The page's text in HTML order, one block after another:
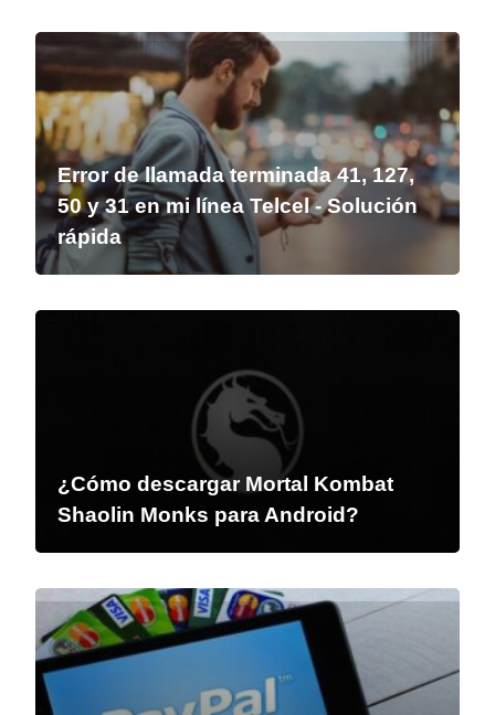
Error de llamada terminada 41, 127,
50 y 31 en mi línea Telcel - Solución
rápida
¿Cómo descargar Mortal Kombat
Shaolin Monks para Android?